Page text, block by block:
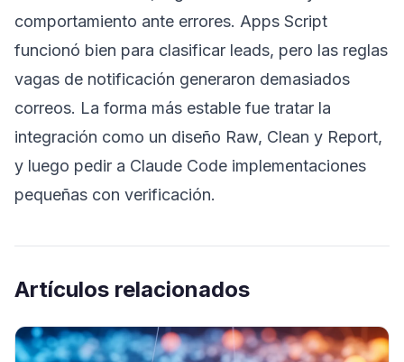
comportamiento ante errores. Apps Script
funcionó bien para clasificar leads, pero las reglas
vagas de notificación generaron demasiados
correos. La forma más estable fue tratar la
integración como un diseño Raw, Clean y Report,
y luego pedir a Claude Code implementaciones
pequeñas con verificación.
Artículos relacionados